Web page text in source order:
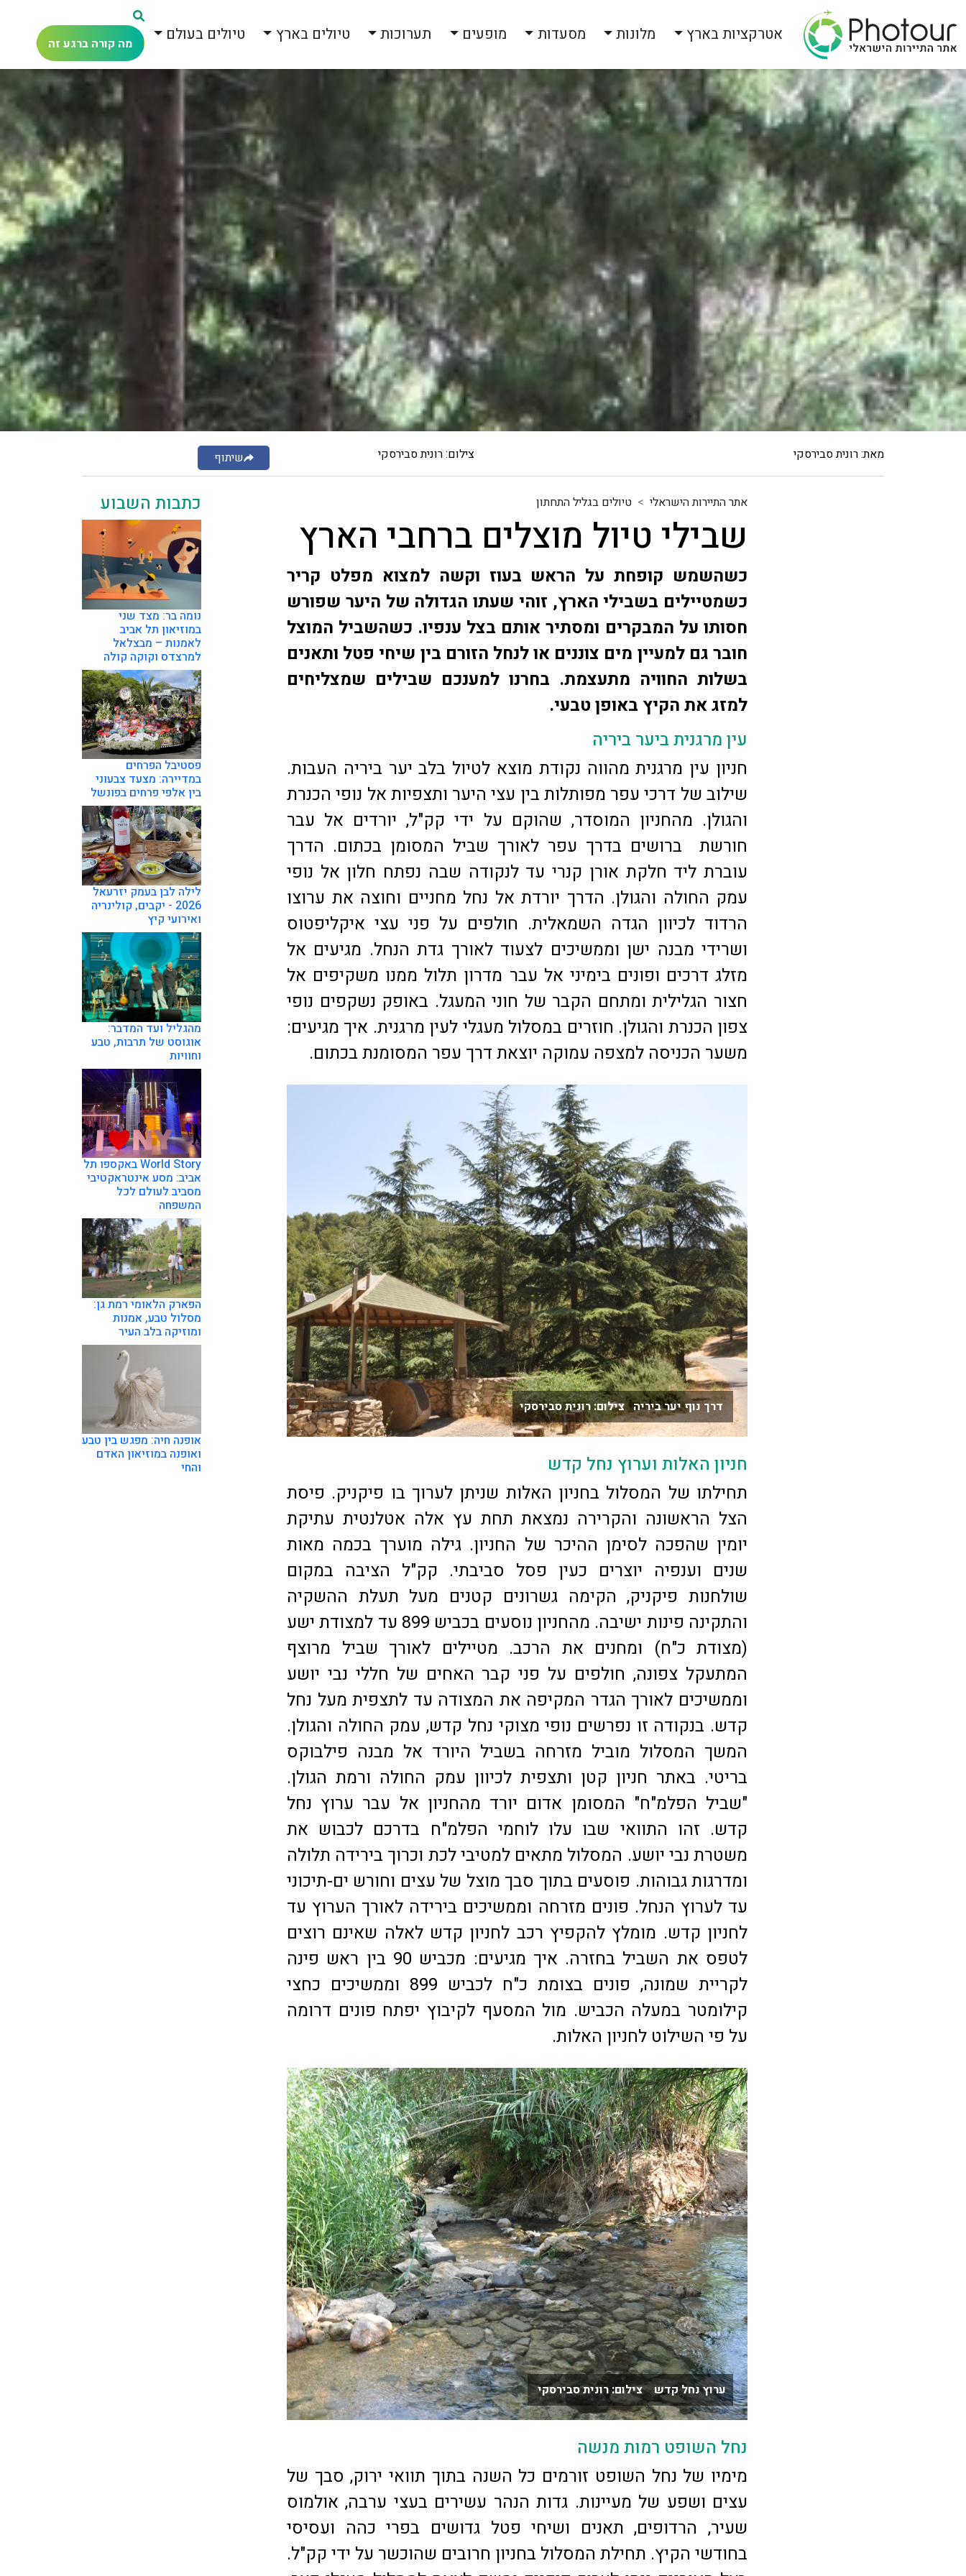
אטרקציות בארץ מלונות מסעדות מופעים תערוכות טיולים בארץ טיולים בעולם מה קורה ברגע זה
מאת: רונית סבירסקי צילום: רונית סבירסקי שיתוף
אתר התיירות הישראלי טיולים בגליל התחתון
שבילי טיול מוצלים ברחבי הארץ
כשהשמש קופחת על הראש בעוז וקשה למצוא מפלט קריר
כשמטיילים בשבילי הארץ, זוהי שעתו הגדולה של היער שפורש
חסותו על המבקרים ומסתיר אותם בצל ענפיו. כשהשביל המוצל
חובר גם למעיין מים צוננים או לנחל הזורם בין שיחי פטל ותאנים
בשלות החוויה מתעצמת. בחרנו למענכם שבילים שמצליחים
למזג את הקיץ באופן טבעי.
עין מרגנית ביער ביריה
חניון עין מרגנית מהווה נקודת מוצא לטיול בלב יער ביריה העבות.
שילוב של דרכי עפר מפותלות בין עצי היער ותצפיות אל נופי הכנרת
והגולן. מהחניון המוסדר, שהוקם על ידי קק"ל, יורדים אל עבר
חורשת ברושים בדרך עפר לאורך שביל המסומן בכתום. הדרך
עוברת ליד חלקת אורן קנרי עד לנקודה שבה נפתח חלון אל נופי
עמק החולה והגולן. הדרך יורדת אל נחל מחניים וחוצה את ערוצו
הרדוד לכיוון הגדה השמאלית. חולפים על פני עצי איקליפטוס
ושרידי מבנה ישן וממשיכים לצעוד לאורך גדת הנחל. מגיעים אל
מזלג דרכים ופונים בימיני אל עבר מדרון תלול ממנו משקיפים אל
חצור הגלילית ומתחם הקבר של חוני המעגל. באופק נשקפים נופי
צפון הכנרת והגולן. חוזרים במסלול מעגלי לעין מרגנית. איך מגיעים:
משער הכניסה למצפה עמוקה יוצאת דרך עפר המסומנת בכתום.
דרך נוף יער ביריה צילום: רונית סבירסקי
חניון האלות וערוץ נחל קדש
תחילתו של המסלול בחניון האלות שניתן לערוך בו פיקניק. פיסת
הצל הראשונה והקרירה נמצאת תחת עץ אלה אטלנטית עתיקת
יומין שהפכה לסימן ההיכר של החניון. גילה מוערך בכמה מאות
שנים וענפיה יוצרים כעין פסל סביבתי. קק"ל הציבה במקום
שולחנות פיקניק, הקימה גשרונים קטנים מעל תעלת ההשקיה
והתקינה פינות ישיבה. מהחניון נוסעים בכביש 899 עד למצודת ישע
(מצודת כ"ח) ומחנים את הרכב. מטיילים לאורך שביל מרוצף
המתעקל צפונה, חולפים על פני קבר האחים של חללי נבי יושע
וממשיכים לאורך הגדר המקיפה את המצודה עד לתצפית מעל נחל
קדש. בנקודה זו נפרשים נופי מצוקי נחל קדש, עמק החולה והגולן.
המשך המסלול מוביל מזרחה בשביל היורד אל מבנה פילבוקס
בריטי. באתר חניון קטן ותצפית לכיוון עמק החולה ורמת הגולן.
"שביל הפלמ"ח" המסומן אדום יורד מהחניון אל עבר ערוץ נחל
קדש. זהו התוואי שבו עלו לוחמי הפלמ"ח בדרכם לכבוש את
משטרת נבי יושע. המסלול מתאים למטיבי לכת וכרוך בירידה תלולה
ומדרגות גבוהות. פוסעים בתוך סבך מוצל של עצים וחורש ים-תיכוני
עד לערוץ הנחל. פונים מזרחה וממשיכים בירידה לאורך הערוץ עד
לחניון קדש. מומלץ להקפיץ רכב לחניון קדש לאלה שאינם רוצים
לטפס את השביל בחזרה. איך מגיעים: מכביש 90 בין ראש פינה
לקריית שמונה, פונים בצומת כ"ח לכביש 899 וממשיכים כחצי
קילומטר במעלה הכביש. מול המסעף לקיבוץ יפתח פונים דרומה
על פי השילוט לחניון האלות.
ערוץ נחל קדש צילום: רונית סבירסקי
נחל השופט רמות מנשה
מימיו של נחל השופט זורמים כל השנה בתוך תוואי ירוק, סבך של
עצים ושפע של מעיינות. גדות הנהר עשירים בעצי ערבה, אולמוס
שעיר, הרדופים, תאנים ושיחי פטל גדושים בפרי כהה ועסיסי
בחודשי הקיץ. תחילת המסלול בחניון חרובים שהוכשר על ידי קק"ל.
כתבות השבוע
נומה בר: מצד שני
במוזיאון תל אביב
לאמנות – מבצלאל
למרצדס וקוקה קולה
פסטיבל הפרחים
במדיירה: מצעד צבעוני
בין אלפי פרחים בפונשל
לילה לבן בעמק יזרעאל
2026 - יקבים, קולינריה
ואירועי קיץ
מהגליל ועד המדבר:
אוגוסט של תרבות, טבע
וחוויות
World Story באקספו תל
אביב: מסע אינטראקטיבי
מסביב לעולם לכל
המשפחה
הפארק הלאומי רמת גן:
מסלול טבע, אמנות
ומוזיקה בלב העיר
אופנה חיה: מפגש בין טבע
ואופנה במוזיאון האדם
והחי